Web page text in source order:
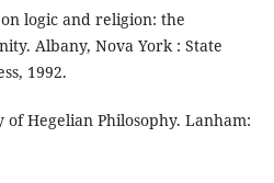
on logic and religion: the
Albany, Nova York : State
1992.
of Hegelian Philosophy. Lanham: